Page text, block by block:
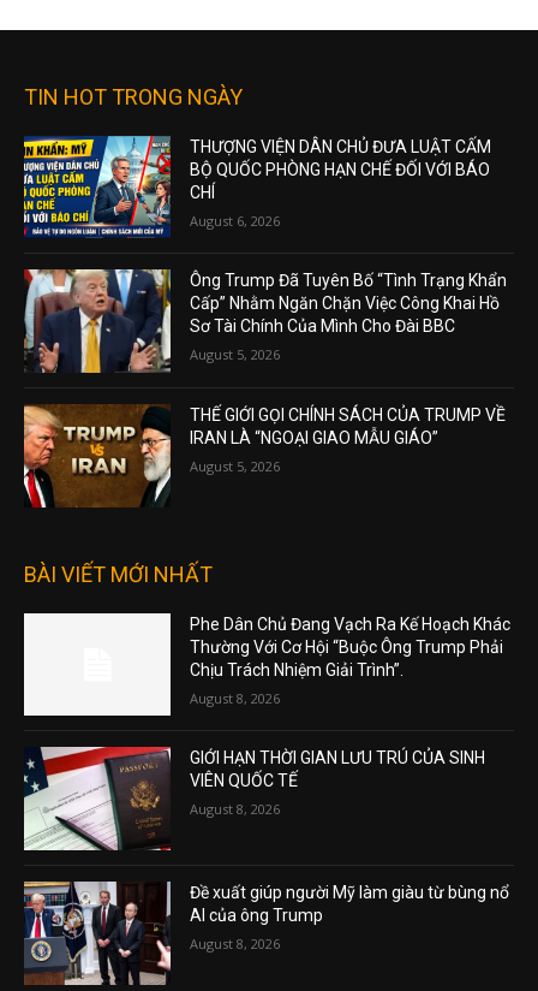
TIN HOT TRONG NGÀY
THƯỢNG VIỆN DÂN CHỦ ĐƯA LUẬT CẤM
BỘ QUỐC PHÒNG HẠN CHẾ ĐỐI VỚI BÁO
CHÍ
August 6, 2026
Ông Trump Đã Tuyên Bố “Tình Trạng Khẩn
Cấp” Nhằm Ngăn Chặn Việc Công Khai Hồ
Sơ Tài Chính Của Mình Cho Đài BBC
August 5, 2026
THẾ GIỚI GỌI CHÍNH SÁCH CỦA TRUMP VỀ
IRAN LÀ “NGOẠI GIAO MẪU GIÁO”
August 5, 2026
BÀI VIẾT MỚI NHẤT
Phe Dân Chủ Đang Vạch Ra Kế Hoạch Khác
Thường Với Cơ Hội “Buộc Ông Trump Phải
Chịu Trách Nhiệm Giải Trình”.
August 8, 2026
GIỚI HẠN THỜI GIAN LƯU TRÚ CỦA SINH
VIÊN QUỐC TẾ
August 8, 2026
Đề xuất giúp người Mỹ làm giàu từ bùng nổ
AI của ông Trump
August 8, 2026